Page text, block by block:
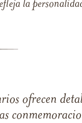
la
ofrecen